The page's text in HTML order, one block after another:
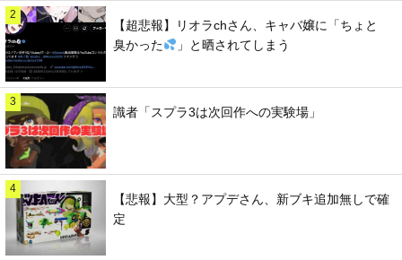
2
【超悲報】リオラchさん、キャバ嬢に「ちょと
臭かった
」と晒されてしまう
3
識者「スプラ3は次回作への実験場」
4
【悲報】大型？アプデさん、新ブキ追加無しで確
定